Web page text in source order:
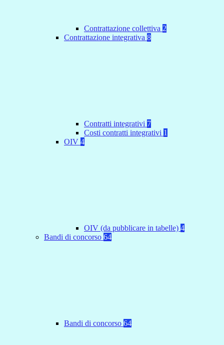
Contrattazione collettiva 2
Contrattazione integrativa 8
Contratti integrativi 7
Costi contratti integrativi 1
OIV 4
OIV (da pubblicare in tabelle) 4
Bandi di concorso 64
Bandi di concorso 64